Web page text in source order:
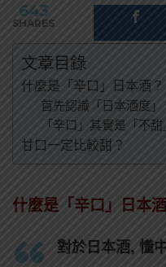
643
SHARES
文章目錄
什麼是「辛口」日本酒？
首先認識「日本酒度」
「辛口」其實是「不甜
甘口一定比較甜？
什麼是「辛口」日本
對於日本酒, 懂